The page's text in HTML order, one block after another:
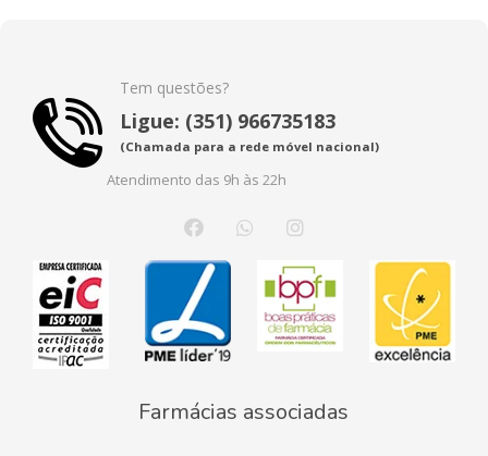
Tem questões?
Ligue: (351) 966735183
(Chamada para a rede móvel nacional)
Atendimento das 9h às 22h
Farmácias associadas